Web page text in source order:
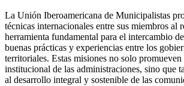
La Unión Iberoamericana de Municipalistas
técnicas internacionales entre sus miembros al
herramienta fundamental para el intercambio
buenas prácticas y experiencias entre los
territoriales. Estas misiones no solo
institucional de las administraciones, sino que
al desarrollo integral y sostenible de las